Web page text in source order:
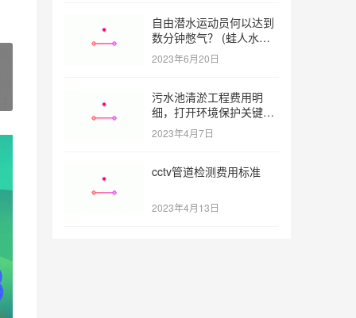
自由潜水运动员何以达到
数分钟憋气？ (蛙人水下
憋气最长多久)
2023年6月20日
污水池清淤工程费用明
细，打开环境保护关键之
门 (污水池清淤工程报价
明细)
2023年4月7日
cctv管道检测费用标准
2023年4月13日